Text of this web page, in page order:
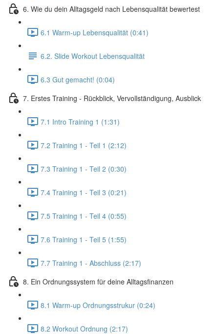
6. Wie du dein Alltagsgeld nach Lebensqualität bewertest
6.1 Warm-up Lebensqualität (0:41)
6.2. Slide Workout Lebensqualität
6.3 Gut gemacht! (0:04)
7. Erstes Training - Rückblick, Vervollständigung, Ausblick
7.1 Intro Training 1 (1:31)
7.2 Training 1 - Teil 1 (2:12)
7.3 Training 1 - Teil 2 (0:30)
7.4 Training 1 - Teil 3 (0:21)
7.5 Training 1 - Teil 4 (0:55)
7.6 Training 1 - Teil 5 (1:55)
7.7 Training 1 - Abschluss (2:17)
8. Ein Ordnungssystem für deine Alltagsfinanzen
8.1 Warm-up Ordnungsstrukur (0:24)
8.2 Workout Ordnung (2:17)